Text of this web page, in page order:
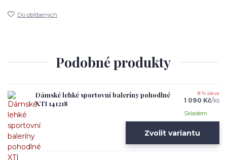
Do oblíbených
Podobné produkty
Dámské lehké sportovní baleríny pohodlné
XTI 141218
8 % sleva
1 090 Kč/ks
Skladem
Zvolit variantu